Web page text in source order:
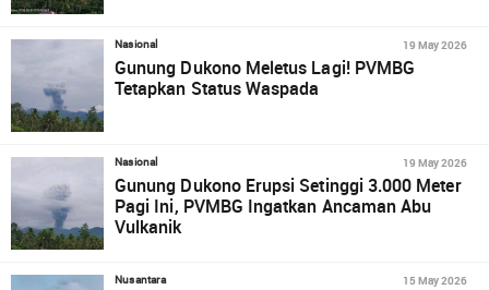
Nasional 19 May 2026
Gunung Dukono Meletus Lagi! PVMBG
Tetapkan Status Waspada
Nasional 19 May 2026
Gunung Dukono Erupsi Setinggi 3.000 Meter
Pagi Ini, PVMBG Ingatkan Ancaman Abu
Vulkanik
Nusantara 15 May 2026